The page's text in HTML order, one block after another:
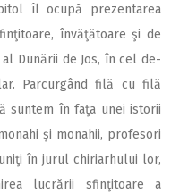
îl ocupă prezentarea
învăţătoare şi de
Dunării de Jos, în cel de-
Parcurgând filă cu filă
suntem în faţa unei istorii
şi monahii, profesori
în jurul chiriarhului lor,
lucrării sfinţitoare a